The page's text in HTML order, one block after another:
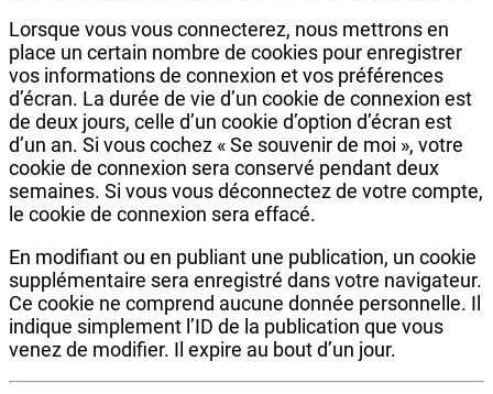
Lorsque vous vous connecterez, nous mettrons en
place un certain nombre de cookies pour enregistrer
vos informations de connexion et vos préférences
d’écran. La durée de vie d’un cookie de connexion est
de deux jours, celle d’un cookie d’option d’écran est
d’un an. Si vous cochez « Se souvenir de moi », votre
cookie de connexion sera conservé pendant deux
semaines. Si vous vous déconnectez de votre compte,
le cookie de connexion sera effacé.
En modifiant ou en publiant une publication, un cookie
supplémentaire sera enregistré dans votre navigateur.
Ce cookie ne comprend aucune donnée personnelle. Il
indique simplement l’ID de la publication que vous
venez de modifier. Il expire au bout d’un jour.